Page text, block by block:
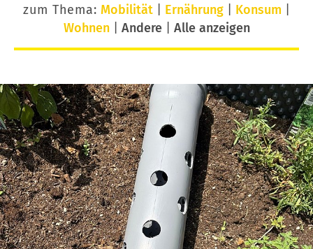
zum Thema: Mobilität Ernährung Konsum
Wohnen| Andere| Alle anzeigen